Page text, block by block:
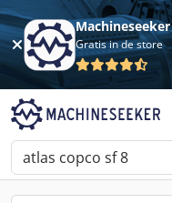
Machineseeker
Gratis in de store